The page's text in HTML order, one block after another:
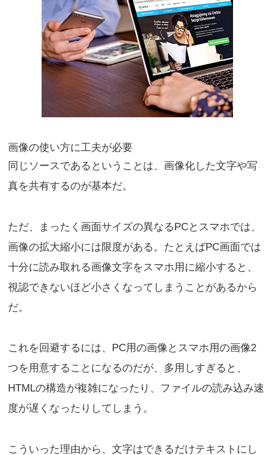
画像の使い方に工夫が必要
同じソースであるということは、画像化した文字や写
真を共有するのが基本だ。
ただ、まったく画面サイズの異なるPCとスマホでは、
画像の拡大縮小には限度がある。たとえばPC画面では
十分に読み取れる画像文字をスマホ用に縮小すると、
視認できないほど小さくなってしまうことがあるから
だ。
これを回避するには、PC用の画像とスマホ用の画像2
つを用意することになるのだが、多用しすぎると、
HTMLの構造が複雑になったり、ファイルの読み込み速
度が遅くなったりしてしまう。
こういった理由から、文字はできるだけテキストにし